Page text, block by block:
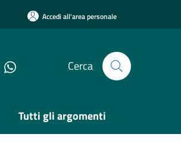
Accedi all'area personale
Cerca
Tutti gli argomenti